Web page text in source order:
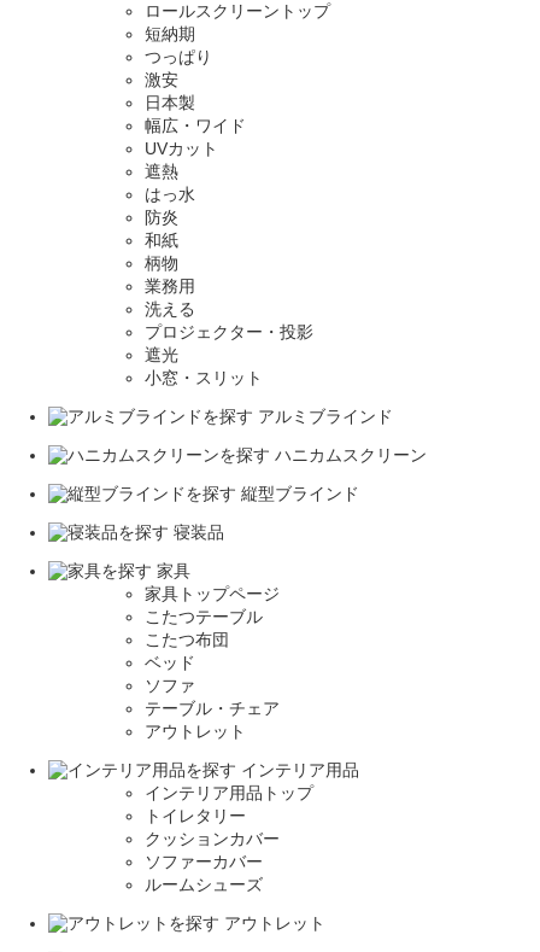
ロールスクリーントップ
短納期
つっぱり
激安
日本製
幅広・ワイド
UVカット
遮熱
はっ水
防炎
和紙
柄物
業務用
洗える
プロジェクター・投影
遮光
小窓・スリット
アルミブラインド
ハニカムスクリーン
縦型ブラインド
寝装品
家具
家具トップページ
こたつテーブル
こたつ布団
ベッド
ソファ
テーブル・チェア
アウトレット
インテリア用品
インテリア用品トップ
トイレタリー
クッションカバー
ソファーカバー
ルームシューズ
アウトレット